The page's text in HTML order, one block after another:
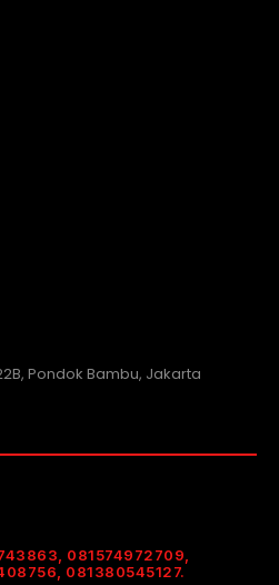
Pondok Bambu, Jakarta
081574972709,
081380545127.